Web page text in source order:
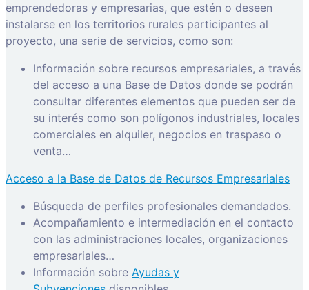
emprendedoras y empresarias, que estén o deseen
instalarse en los territorios rurales participantes al
proyecto, una serie de servicios, como son:
Información sobre recursos empresariales, a través
del acceso a una Base de Datos donde se podrán
consultar diferentes elementos que pueden ser de
su interés como son polígonos industriales, locales
comerciales en alquiler, negocios en traspaso o
venta…
Acceso a la Base de Datos de Recursos Empresariales
Búsqueda de perfiles profesionales demandados.
Acompañamiento e intermediación en el contacto
con las administraciones locales, organizaciones
empresariales…
Información sobre Ayudas y